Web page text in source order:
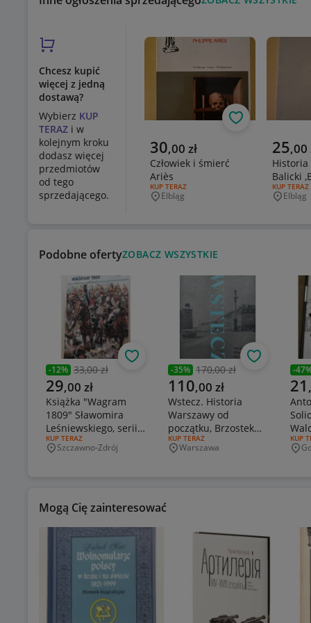
Chcesz kupić
więcej z jedną
dostawą?
Wybierz KUP
TERAZ i w
kolejnym kroku
dodasz więcej
przedmiotów
od tego
sprzedającego.
Aktualna cena
30,00 zł
Człowiek i śmierć
Ariès
RODZAJ OFERTY:
KUP TERAZ
Miejscowość
Elbląg
Obserwuj
25,00
Balicki
RODZAJ
KUP TERAZ
Elbląg
Podobne ofertyZOBACZ WSZYSTKIE
Poprzednia cena
-12% 33,00 zł
Aktualna cena
29,00 zł
Książka "Wagram
1809" Sławomira
Leśniewskiego, serii
"Historyczne Bitwy
RODZAJ OFERTY:
KUP TERAZ
Miejscowość
Szczawno-Zdrój
Obserwuj
Poprzednia cena
-35% 170,00 zł
Aktualna cena
110,00 zł
Wstecz. Historia
Warszawy od
początku, Brzostek
Błażej
RODZAJ OFERTY:
KUP TERAZ
Miejscowość
Warszawa
Obserwuj
-47
21 ,
KUP
Mogą Cię zainteresować